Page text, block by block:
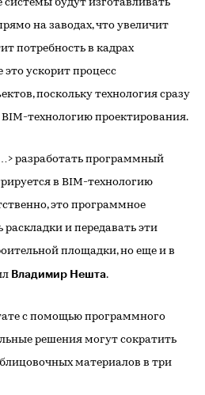
будут изготавливать
на заводах, что увеличит
потребность в кадрах
ускорит процесс
поскольку технология сразу
BIM-технологию проектирования.
разработать программный
в BIM-технологию
это программное
раскладки и передавать эти
площадки, но еще и в
Владимир Нешта.
с помощью программного
решения могут сократить
материалов в три